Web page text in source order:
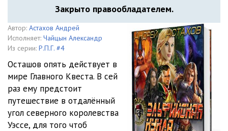
Закрыто правообладателем.
Автор: Астахов Андрей
Исполняет: Чайцын Александр
Из серии: Р.П.Г. #4
Осташов опять действует в
мире Главного Квеста. В сей
раз ему предстоит
путешествие в отдалённый
угол северного королевства
Уэссе, для того чтоб